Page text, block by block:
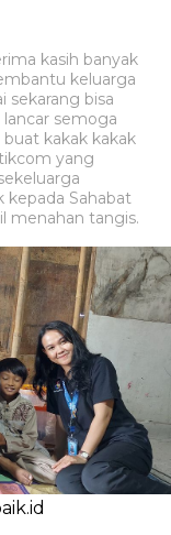
kasih banyak
keluarga
sekarang bisa
semoga
kakak kakak
yang
kepada Sahabat
menahan tangis.